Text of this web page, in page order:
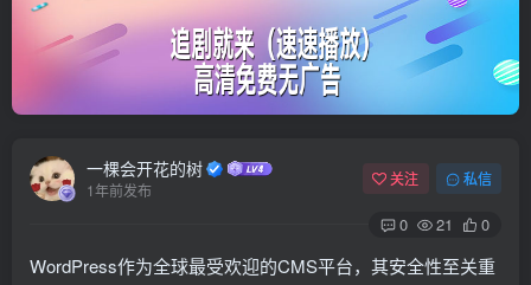
一棵会开花的树
1年前发布
关注 私信
0 21 0
WordPress作为全球最受欢迎的CMS平台，其安全性至关重